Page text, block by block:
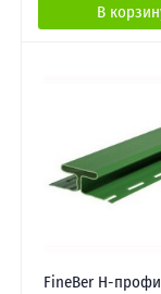
В
FineBer H-